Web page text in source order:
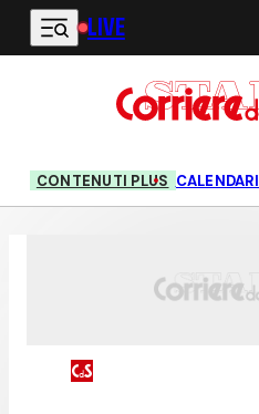
Vai al contenuto principale
LIVE
CONTENUTI PLUS